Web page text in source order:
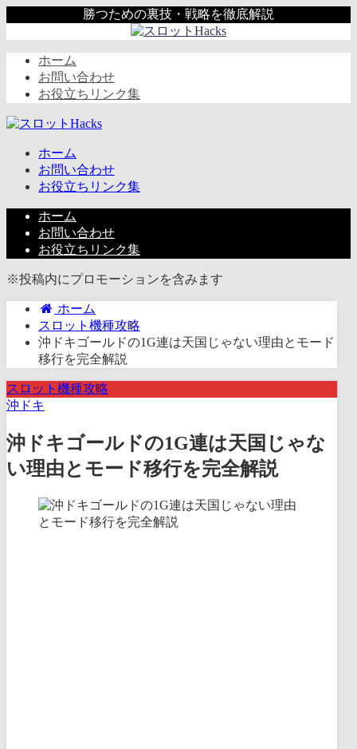
勝つための裏技・戦略を徹底解説
ホーム
お問い合わせ
お役立ちリンク集
ホーム
お問い合わせ
お役立ちリンク集
ホーム
お問い合わせ
お役立ちリンク集
※投稿内にプロモーションを含みます
ホーム
スロット機種攻略
沖ドキゴールドの1G連は天国じゃない理由とモード
移行を完全解説
スロット機種攻略
沖ドキ
沖ドキゴールドの1G連は天国じゃな
い理由とモード移行を完全解説